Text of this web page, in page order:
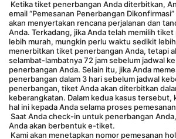
email “Pemesanan Penerbangan
akan menyertakan rencana perjalanan dan
Anda. Terkadang, jika Anda telah memilih
lebih murah, mungkin perlu waktu sedikit
menerbitkan tiket penerbangan Anda, tetapi
selambat-lambatnya 72 jam sebelum jadwal
penerbangan Anda. Selain itu, jika Anda
penerbangan dalam 3 hari sebelum jadwal
penerbangan, tiket Anda akan diterbitkan
keberangkatan. Dalam kedua kasus tersebut,
hal ini kepada Anda selama proses
Anda akan berbentuk e-tiket.